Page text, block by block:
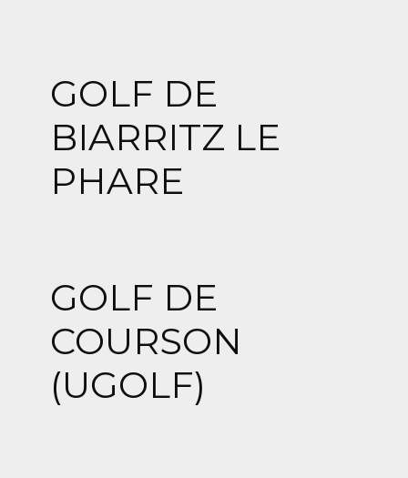
GOLF DE
BIARRITZ LE
PHARE
GOLF DE
COURSON
(UGOLF)